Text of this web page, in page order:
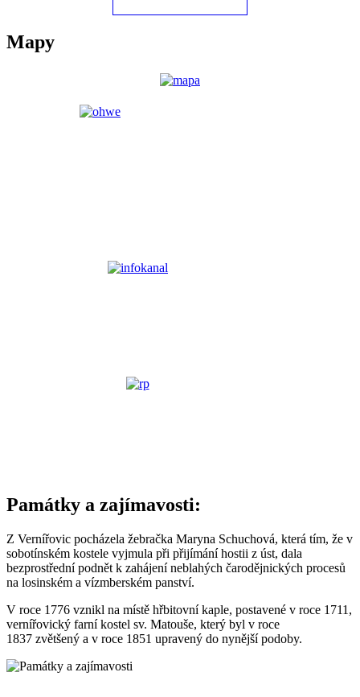
Mapy
Památky a zajímavosti:
Z Vernířovic pocházela žebračka Maryna Schuchová, která tím, že v
sobotínském kostele vyjmula při přijímání hostii z úst, dala
bezprostřední podnět k zahájení neblahých čarodějnických procesů
na losinském a vízmberském panství.
V roce 1776 vznikl na místě hřbitovní kaple, postavené v roce 1711,
vernířovický farní kostel sv. Matouše, který byl v roce
1837 zvětšený a v roce 1851 upravený do nynější podoby.